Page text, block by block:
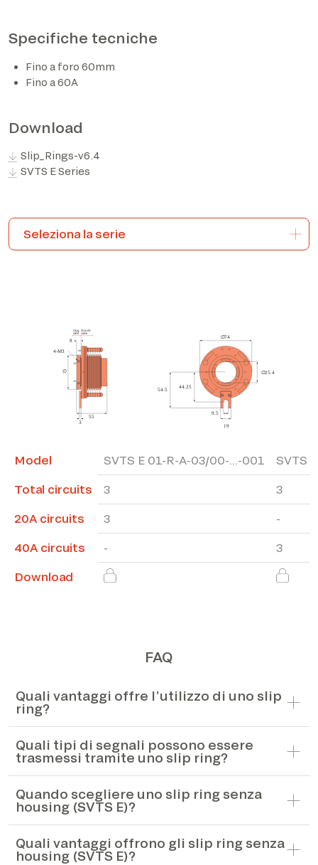
Specifiche tecniche
Fino a foro 60mm
Fino a 60A
Download
Slip_Rings-v6.4
SVTS E Series
Model
Total circuits
20A circuits
40A circuits
Download
SVTS E 01-R-A-03/00-...-001
3
3
-
SVTS
3
-
3
FAQ
Quali vantaggi offre l’utilizzo di uno slip
ring?
Quali tipi di segnali possono essere
trasmessi tramite uno slip ring?
Quando scegliere uno slip ring senza
housing (SVTS E)?
Quali vantaggi offrono gli slip ring senza
housing (SVTS E)?
di quanto disposto dal Regolamento UE 2016/679*
Acconsento al trattamento dei dati per le finalità
descritte al punto 2 dell’informativa privacy (attività di